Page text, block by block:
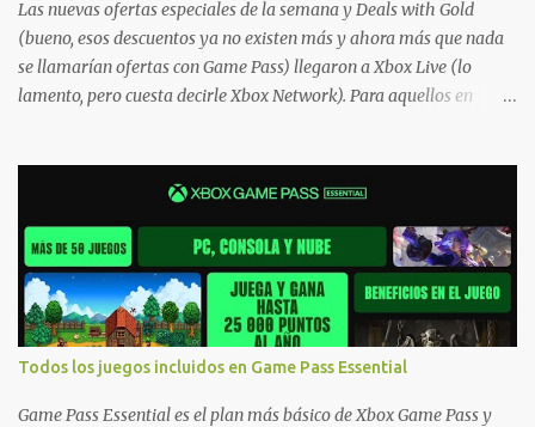
Las nuevas ofertas especiales de la semana y Deals with Gold
(bueno, esos descuentos ya no existen más y ahora más que nada
se llamarían ofertas con Game Pass) llegaron a Xbox Live (lo
lamento, pero cuesta decirle Xbox Network). Para aquellos en
jugarlos y mantener un progreso compartido en Windows PC y
Xbox, y tenemos un listado de juegos compatibles por acá . ¿Aún
necesitas una mano con las compras? Tenemos un tutorial extenso
o en vídeo para que se quiten todas las dudas generales de cómo
hacer compras en Xbox . Podes consultar un listado más completo
de promociones desde xbox.com. El post puede tener
actualizaciones regulares o cambios ante cualquier error. Ofertas
- Argentina Ofertas - Chile Ofertas - Colombia Ofertas - México
Ofertas - Estados Unidos Ofertas - España Todas las ofertas de
Todos los juegos incluidos en Game Pass Essential
Game Pass Essential es el plan más básico de Xbox Game Pass y